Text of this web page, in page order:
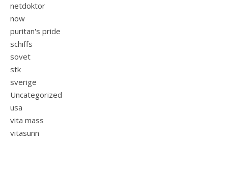
netdoktor
now
puritan's pride
schiffs
sovet
stk
sverige
Uncategorized
usa
vita mass
vitasunn